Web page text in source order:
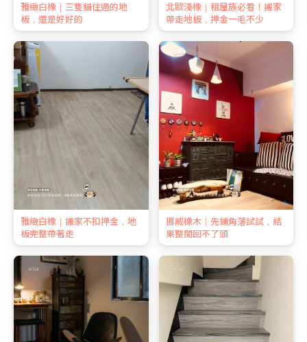
雅緻白橡｜三隻貓住過的地
板，還是好好的
北歐淺橡｜租屋族必看！搬家
帶走地板，押金一毛不少
雅緻白橡｜搬家不扣押金，地
板完整帶著走
挪威橡木｜先鋪角落試試，結
果整間回不了頭